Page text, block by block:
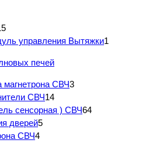
управления Вытяжки1
печей
магнетрона СВЧ3
СВЧ14
сенсорная ) СВЧ64
дверей5
СВЧ4